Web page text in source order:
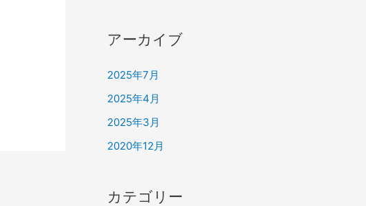
アーカイブ
2025年7月
2025年4月
2025年3月
2020年12月
カテゴリー